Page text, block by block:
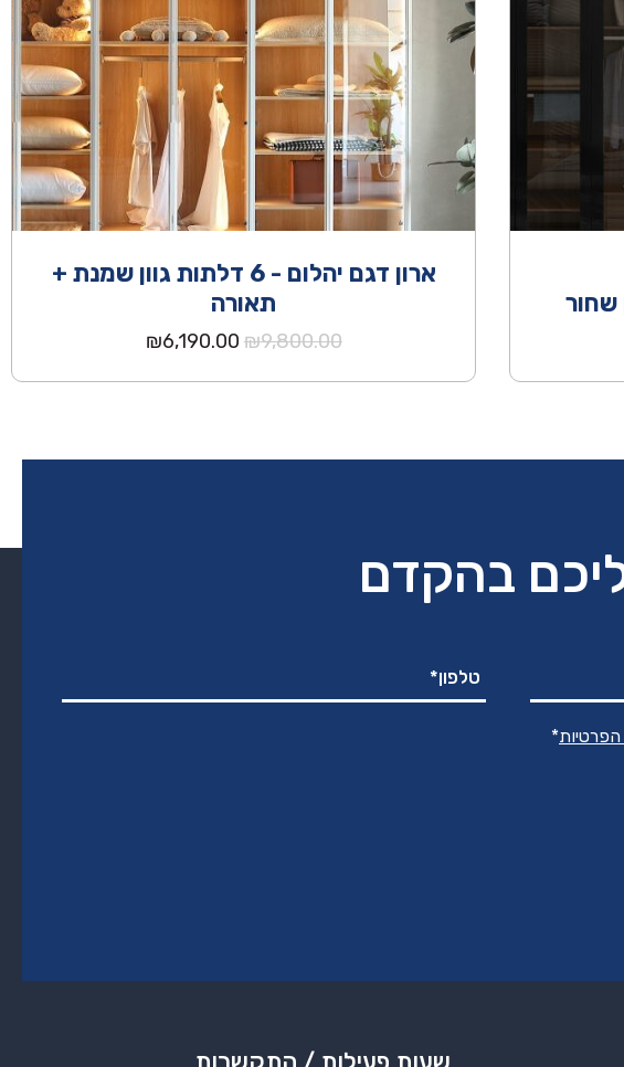
ארון דגם יהלום - 6 דלתות גוון שמנת +
תאורה
₪9,800.00
המחיר
היה:
₪6,190.00
הוא:
בהקדם
הפרטיות*